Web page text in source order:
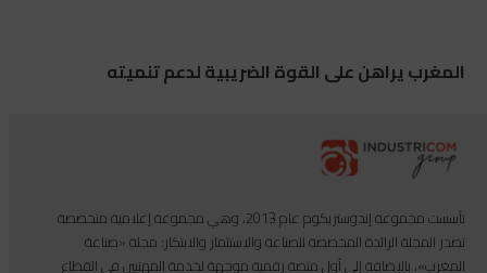
المغرب يراهن على القوة الضريبية لدعم تنميته
تأسست مجموعة إندوستريكوم عام 2013، وهي مجموعة إعلامية متخصصة
تصدر المجلة الرائدة المخصصة للصناعة والاستثمار والابتكار: مجلة «صناعة
المغرب»، بالإضافة إلى أول منصة رقمية موجهة لخدمة المهنيين في القطاع